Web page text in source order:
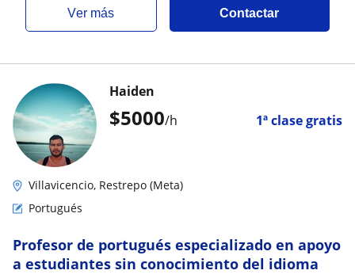
ver más Contactar
$5000/h 1ª clase gratis
Haiden
Villavicencio, Restrepo (Meta)
Portugués
Profesor de portugués especializado en apoyo
a estudiantes sin conocimiento del idioma